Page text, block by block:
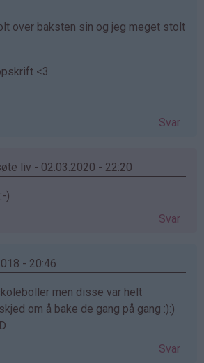
over baksten sin og jeg meget stolt
<3
Svar
liv - 02.03.2020 - 22:20
)
Svar
- 20:46
men disse var helt
om å bake de gang på gang :):)
Svar